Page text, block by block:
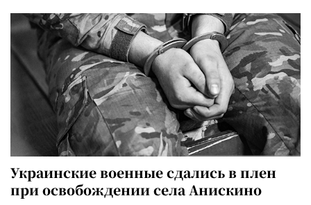
Украинские военные сдались в плен
при освобождении села Анискино